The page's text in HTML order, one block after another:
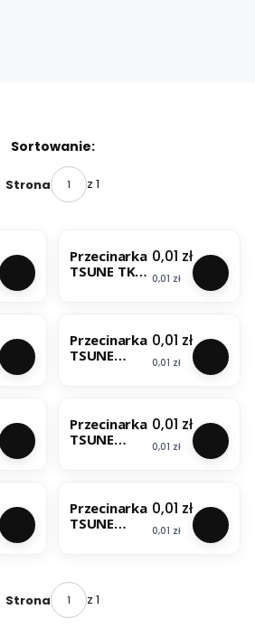
Sortowanie:
Strona z 1
Przecinarka
TSUNE TK-
Cena
0,01 zł
Cena
0,01 zł
Przecinarka
TSUNE
Cena
0,01 zł
Cena
0,01 zł
Przecinarka
TSUNE
Cena
0,01 zł
Cena
0,01 zł
Przecinarka
TSUNE
Cena
0,01 zł
Cena
0,01 zł
Strona z 1